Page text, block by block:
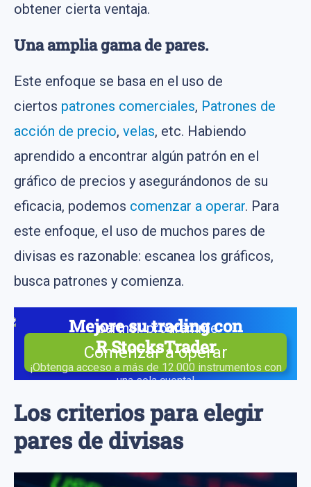
obtener cierta ventaja.
Una amplia gama de pares.
Este enfoque se basa en el uso de
ciertos patrones comerciales, Patrones de
acción de precio, velas, etc. Habiendo
aprendido a encontrar algún patrón en el
gráfico de precios y asegurándonos de su
eficacia, podemos comenzar a operar. Para
este enfoque, el uso de muchos pares de
divisas es razonable: escanea los gráficos,
busca patrones y comienza.
Mejore su trading con
R StocksTrader
¡Obtenga acceso a más de 12.000 instrumentos con
una sola cuenta!
Comenzar a operar
Los criterios para elegir
pares de divisas